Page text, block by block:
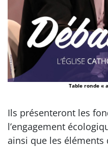
Table ronde «
Ils présenteront les
l’engagement
ainsi que les éléments